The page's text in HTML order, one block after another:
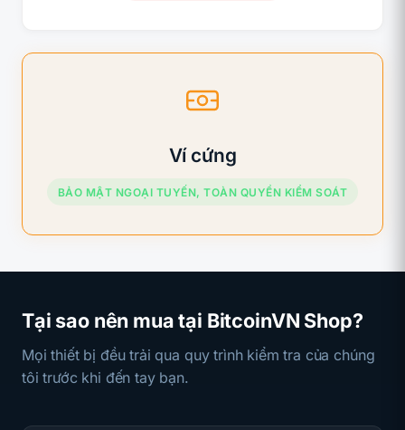
Ví cứng
BẢO MẬT NGOẠI TUYẾN, TOÀN QUYỀN KIỂM SOÁT
Tại sao nên mua tại BitcoinVN Shop?
Mọi thiết bị đều trải qua quy trình kiểm tra của chúng
tôi trước khi đến tay bạn.